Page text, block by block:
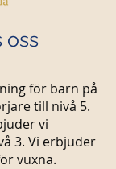
oss
för barn på
till nivå 5.
vi
3. Vi erbjuder
vuxna.